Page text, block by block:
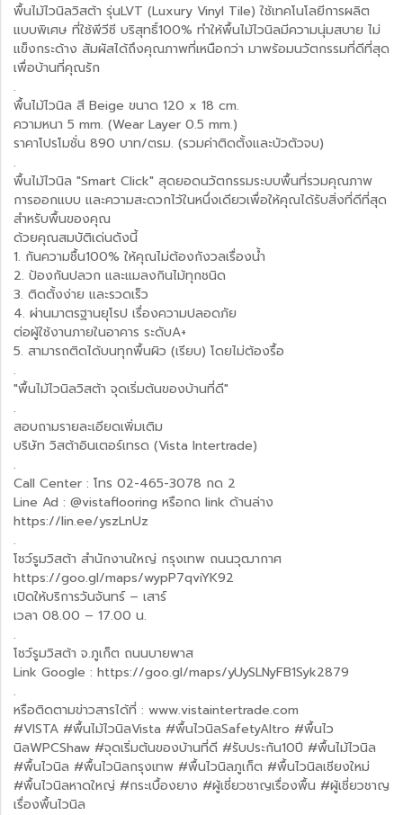
พื้นไม้ไวนิลวิสต้า รุ่นLVT (Luxury Vinyl Tile) ใช้เทคโนโลยีการผลิต
แบบพิเศษ ที่ใช้พีวีซี บริสุทธิ์100% ทำให้พื้นไม้ไวนิลมีความนุ่มสบาย ไม่
แข็งกระด้าง สัมผัสได้ถึงคุณภาพที่เหนือกว่า มาพร้อมนวัตกรรมที่ดีที่สุด
เพื่อบ้านที่คุณรัก
.
พื้นไม้ไวนิล สี Beige ขนาด 120 x 18 cm.
ความหนา 5 mm. (Wear Layer 0.5 mm.)
ราคาโปรโมชั่น 890 บาท/ตรม. (รวมค่าติดตั้งและบัวตัวจบ)
.
พื้นไม้ไวนิล "Smart Click" สุดยอดนวัตกรรมระบบพื้นที่รวมคุณภาพ
การออกแบบ และความสะดวกไว้ในหนึ่งเดียวเพื่อให้คุณได้รับสิ่งที่ดีที่สุด
สำหรับพื้นของคุณ
ด้วยคุณสมบัติเด่นดังนี้
1. กันความชื้น100% ให้คุณไม่ต้องกังวลเรื่องน้ำ
2. ป้องกันปลวก และแมลงกินไม้ทุกชนิด
3. ติดตั้งง่าย และรวดเร็ว
4. ผ่านมาตรฐานยุโรป เรื่องความปลอดภัย
ต่อผู้ใช้งานภายในอาคาร ระดับA+
5. สามารถติดได้บนทุกพื้นผิว (เรียบ) โดยไม่ต้องรื้อ
.
"พื้นไม้ไวนิลวิสต้า จุดเริ่มต้นของบ้านที่ดี"
.
สอบถามรายละเอียดเพิ่มเติม
บริษัท วิสต้าอินเตอร์เทรด (Vista Intertrade)
.
Call Center : โทร 02-465-3078 กด 2
Line Ad : @vistaflooring หรือกด link ด้านล่าง
https://lin.ee/yszLnUz
.
โชว์รูมวิสต้า สำนักงานใหญ่ กรุงเทพ ถนนวุฒากาศ
https://goo.gl/maps/wypP7qviYK92
เปิดให้บริการวันจันทร์ – เสาร์
เวลา 08.00 – 17.00 น.
.
โชว์รูมวิสต้า จ.ภูเก็ต ถนนบายพาส
Link Google : https://goo.gl/maps/yUySLNyFB1Syk2879
.
หรือติดตามข่าวสารได้ที่ : www.vistaintertrade.com
#VISTA #พื้นไม้ไวนิลVista #พื้นไวนิลSafetyAltro #พื้นไว
นิลWPCShaw #จุดเริ่มต้นของบ้านที่ดี #รับประกัน10ปี #พื้นไม้ไวนิล
#พื้นไวนิล #พื้นไวนิลกรุงเทพ #พื้นไวนิลภูเก็ต #พื้นไวนิลเชียงใหม่
#พื้นไวนิลหาดใหญ่ #กระเบื้องยาง #ผู้เชี่ยวชาญเรื่องพื้น #ผู้เชี่ยวชาญ
เรื่องพื้นไวนิล